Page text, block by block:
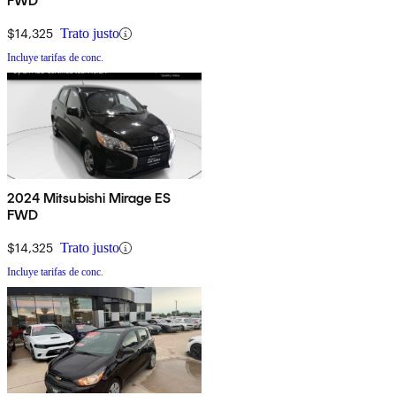
$14,325 Trato justo
Incluye tarifas de conc.
2024 Mitsubishi Mirage ES
FWD
$14,325 Trato justo
Incluye tarifas de conc.